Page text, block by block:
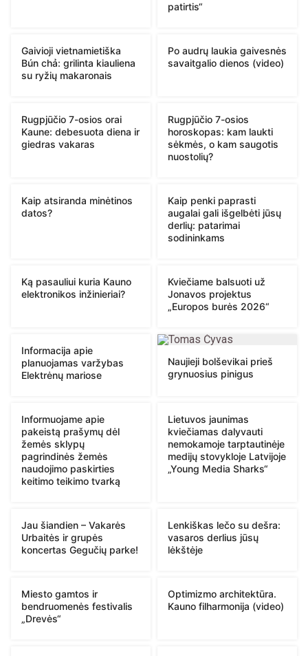
patirtis“
Gaivioji vietnamietiška
Bún chả: grilinta kiauliena
su ryžių makaronais
Po audrų laukia gaivesnės
savaitgalio dienos (video)
Rugpjūčio 7-osios orai
Kaune: debesuota diena ir
giedras vakaras
Rugpjūčio 7-osios
horoskopas: kam laukti
sėkmės, o kam saugotis
nuostolių?
Kaip atsiranda minėtinos
datos?
Kaip penki paprasti
augalai gali išgelbėti jūsų
derlių: patarimai
sodininkams
Ką pasauliui kuria Kauno
elektronikos inžinieriai?
Kviečiame balsuoti už
Jonavos projektus
„Europos burės 2026“
Informacija apie
planuojamas varžybas
Elektrėnų mariose
Naujieji bolševikai prieš
grynuosius pinigus
Informuojame apie
pakeistą prašymų dėl
žemės sklypų
pagrindinės žemės
naudojimo paskirties
keitimo teikimo tvarką
Lietuvos jaunimas
kviečiamas dalyvauti
nemokamoje tarptautinėje
medijų stovykloje Latvijoje
„Young Media Sharks“
Jau šiandien – Vakarės
Urbaitės ir grupės
koncertas Gegučių parke!
Lenkiškas lečo su dešra:
vasaros derlius jūsų
lėkštėje
Miesto gamtos ir
bendruomenės festivalis
„Drevės“
Optimizmo architektūra.
Kauno filharmonija (video)